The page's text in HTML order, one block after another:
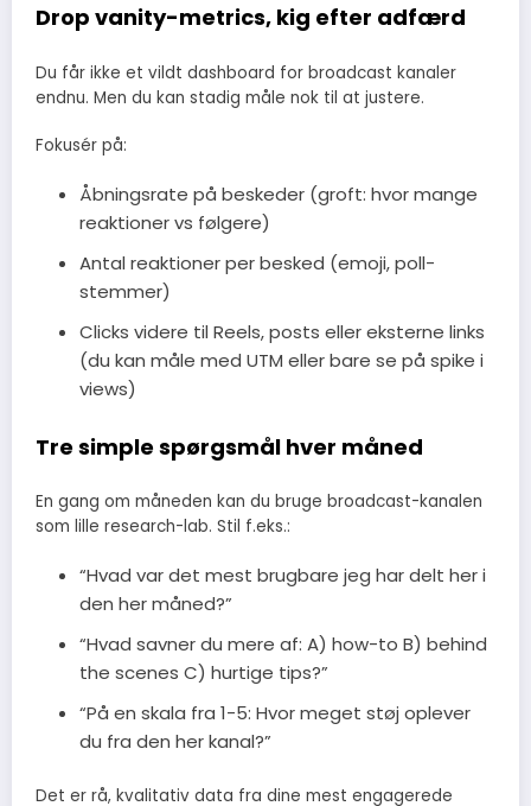
Drop vanity-metrics, kig efter adfærd
Du får ikke et vildt dashboard for broadcast kanaler
endnu. Men du kan stadig måle nok til at justere.
Fokusér på:
Åbningsrate på beskeder (groft: hvor mange
reaktioner vs følgere)
Antal reaktioner per besked (emoji, poll-
stemmer)
Clicks videre til Reels, posts eller eksterne links
(du kan måle med UTM eller bare se på spike i
views)
Tre simple spørgsmål hver måned
En gang om måneden kan du bruge broadcast-kanalen
som lille research-lab. Stil f.eks.:
“Hvad var det mest brugbare jeg har delt her i
den her måned?”
“Hvad savner du mere af: A) how-to B) behind
the scenes C) hurtige tips?”
“På en skala fra 1-5: Hvor meget støj oplever
du fra den her kanal?”
Det er rå, kvalitativ data fra dine mest engagerede